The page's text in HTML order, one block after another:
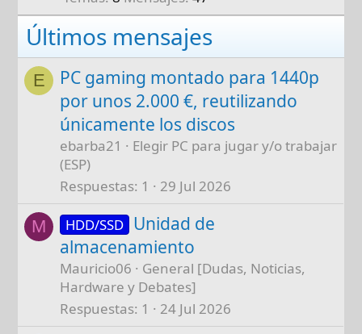
Últimos mensajes
E
PC gaming montado para 1440p
por unos 2.000 €, reutilizando
únicamente los discos
ebarba21
Elegir PC para jugar y/o trabajar
(ESP)
Respuestas 1 29 Jul 2026
M HDD/SSD Unidad de
almacenamiento
Mauricio06
General [Dudas, Noticias,
Hardware y Debates]
Respuestas 1 24 Jul 2026